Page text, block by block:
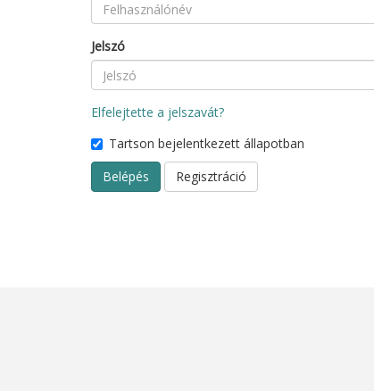
Jelszó
Elfelejtette a jelszavát?
Tartson bejelentkezett állapotban
Belépés
Regisztráció